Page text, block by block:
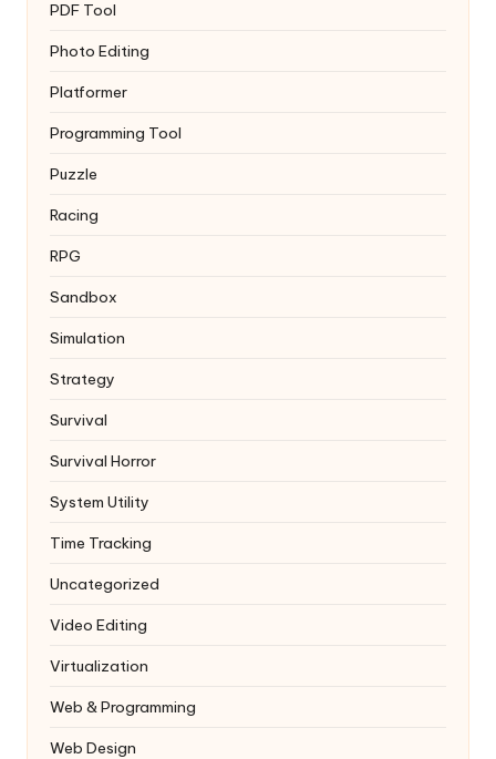
PDF Tool
Photo Editing
Platformer
Programming Tool
Puzzle
Racing
RPG
Sandbox
Simulation
Strategy
Survival
Survival Horror
System Utility
Time Tracking
Uncategorized
Video Editing
Virtualization
Web & Programming
Web Design